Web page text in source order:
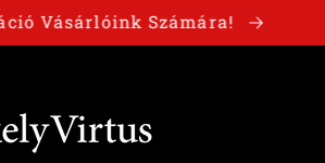
Vásárlóink Számára!